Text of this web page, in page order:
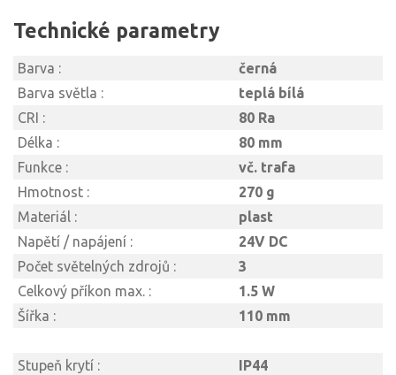
Technické parametry
Barva :
černá
Barva světla :
teplá bílá
CRI :
80 Ra
Délka :
80 mm
Funkce :
vč. trafa
Hmotnost :
270 g
Materiál :
plast
Napětí / napájení :
24V DC
Počet světelných zdrojů :
3
Celkový příkon max. :
1.5 W
Šířka :
110 mm
Stupeň krytí :
IP44